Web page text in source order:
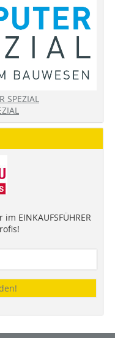
SPEZIAL
EINKAUFSFÜHRER